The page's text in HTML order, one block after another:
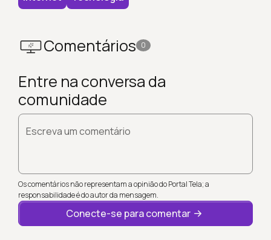
Comentários 0
Entre na conversa da
comunidade
Escreva um comentário
Os comentários não representam a opinião do Portal Tela; a
responsabilidade é do autor da mensagem.
Conecte-se para comentar